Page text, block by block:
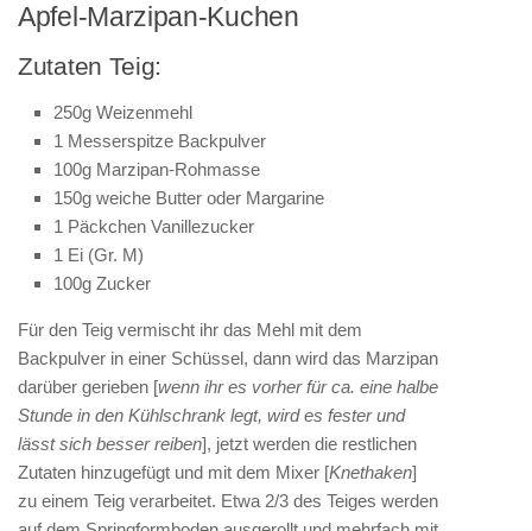
Apfel-Marzipan-Kuchen
Zutaten Teig:
250g Weizenmehl
1 Messerspitze Backpulver
100g Marzipan-Rohmasse
150g weiche Butter oder Margarine
1 Päckchen Vanillezucker
1 Ei (Gr. M)
100g Zucker
Für den Teig vermischt ihr das Mehl mit dem
Backpulver in einer Schüssel, dann wird das Marzipan
darüber gerieben [wenn ihr es vorher für ca. eine halbe
Stunde in den Kühlschrank legt, wird es fester und
lässt sich besser reiben], jetzt werden die restlichen
Zutaten hinzugefügt und mit dem Mixer [Knethaken]
zu einem Teig verarbeitet. Etwa 2/3 des Teiges werden